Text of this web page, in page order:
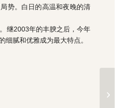
势。白日的高温和夜晚的清
继2003年的丰腴之后，今年
细腻和优雅成为最大特点。